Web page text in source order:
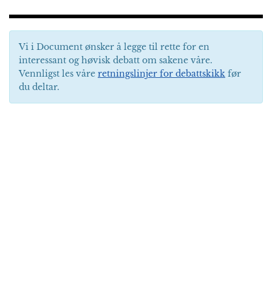
Vi i Document ønsker å legge til rette for en
interessant og høvisk debatt om sakene våre.
Vennligst les våre retningslinjer for debattskikk før
du deltar.